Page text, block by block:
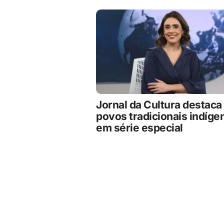
Jornal da Cultura destaca
povos tradicionais
em série especial